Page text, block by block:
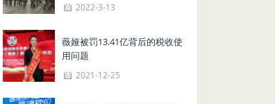
2022-3-13
薇娅被罚13.41亿背后的税收使
用问题
2021-12-25